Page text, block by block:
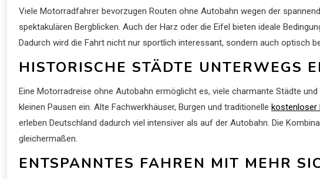
Viele Motorradfahrer bevorzugen Routen ohne Autobahn wegen der
spektakulären Bergblicken. Auch der Harz oder die Eifel bieten ideale
Dadurch wird die Fahrt nicht nur sportlich interessant, sondern auch optisch
HISTORISCHE STÄDTE UNTERWEGS
Eine Motorradreise ohne Autobahn ermöglicht es, viele charmante Städte
kleinen Pausen ein. Alte Fachwerkhäuser, Burgen und traditionelle kostenloser
erleben Deutschland dadurch viel intensiver als auf der Autobahn. Die
gleichermaßen.
ENTSPANNTES FAHREN MIT MEHR